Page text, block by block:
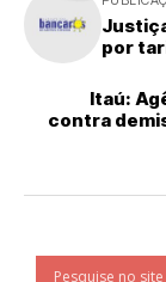
por
Itaú:
contra